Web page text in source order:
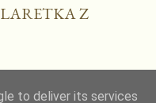
Z
to deliver its services